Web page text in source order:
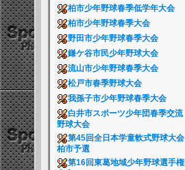
柏市少年野球春季低学年大会
柏市少年野球春季大会
野田市少年野球春季大会
鎌ケ谷市民少年野球大会
流山市少年野球春季大会
松戸市春季野球大会
我孫子市少年野球春季大会
白井市スポーツ少年団春季交流
野球大会
第45回全日本学童軟式野球大会
柏市予選
第16回東葛地域少年野球選手権